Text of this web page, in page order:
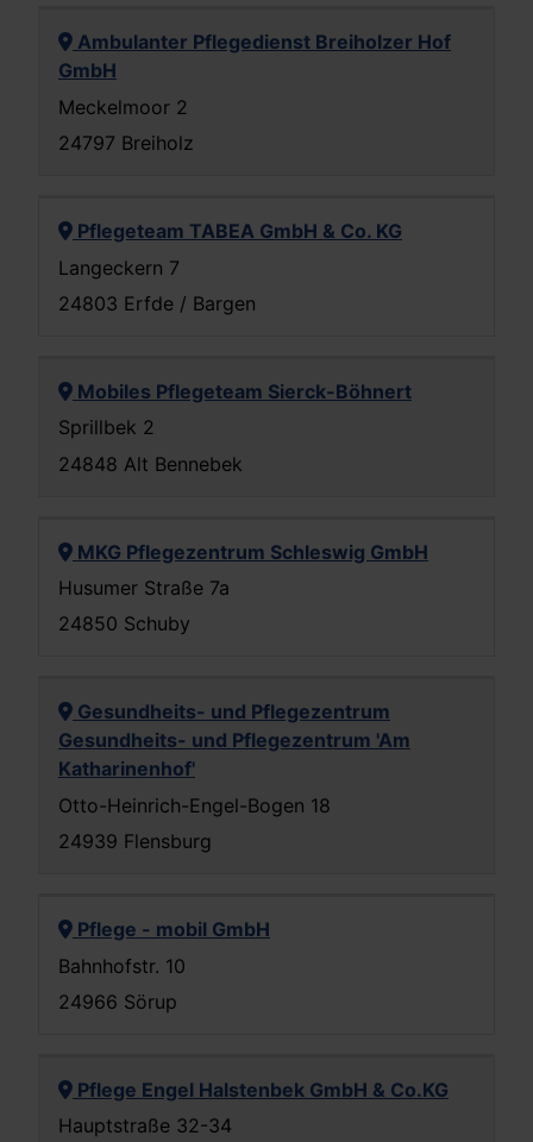
Ambulanter Pflegedienst Breiholzer Hof
GmbH
Meckelmoor 2
24797 Breiholz
Pflegeteam TABEA GmbH & Co. KG
Langeckern 7
24803 Erfde / Bargen
Mobiles Pflegeteam Sierck-Böhnert
Sprillbek 2
24848 Alt Bennebek
MKG Pflegezentrum Schleswig GmbH
Husumer Straße 7a
24850 Schuby
Gesundheits- und Pflegezentrum
Gesundheits- und Pflegezentrum 'Am
Katharinenhof'
Otto-Heinrich-Engel-Bogen 18
24939 Flensburg
Pflege - mobil GmbH
Bahnhofstr. 10
24966 Sörup
Pflege Engel Halstenbek GmbH & Co.KG
Hauptstraße 32-34